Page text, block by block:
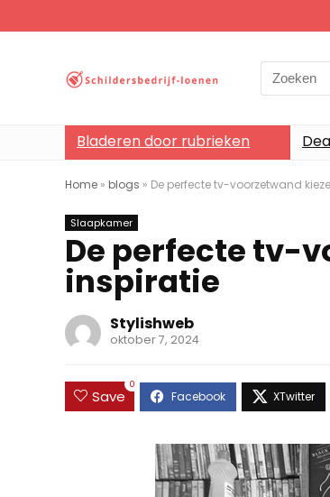
Search
for:
Bladeren door rubrieken
Home » blogs » De perfecte tv-voorzetwand
Slaapkamer
De perfecte tv-
inspiratie
Stylishweb
oktober 7, 2024
Save
0